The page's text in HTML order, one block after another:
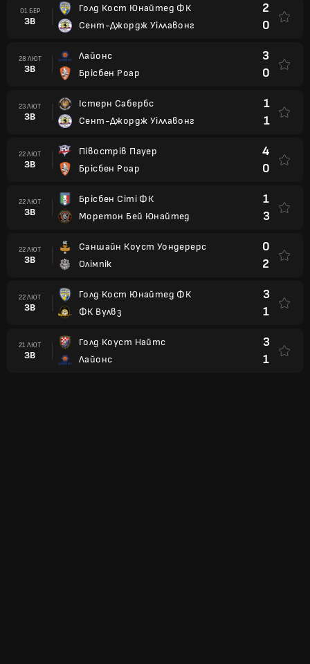
01 БЕР
ЗВ
Голд Кост Юнайтед ФК
Сент-Джордж Уіллавонг
2
0
28 ЛЮТ
ЗВ
Лайонс
Брісбен Роар
3
0
23 ЛЮТ
ЗВ
Істерн Сабербс
Сент-Джордж Уіллавонг
1
1
22 ЛЮТ
ЗВ
Півострів Пауер
Брісбен Роар
4
0
22 ЛЮТ
ЗВ
Брісбен Сіті ФК
Моретон Бей Юнайтед
1
3
22 ЛЮТ
ЗВ
Саншайн Коуст Уондерерс
Олімпік
0
2
22 ЛЮТ
ЗВ
Голд Кост Юнайтед ФК
ФК Вулвз
3
1
21 ЛЮТ
ЗВ
Голд Коуст Найтс
Лайонс
3
1